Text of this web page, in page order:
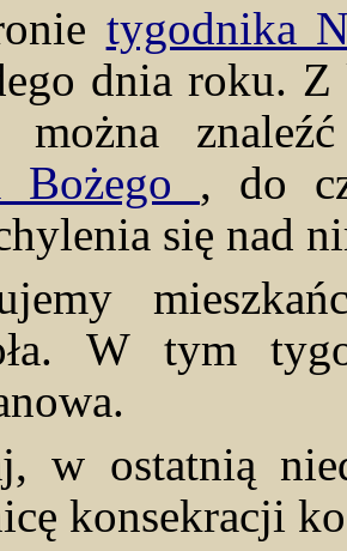
tygodnika
dnia roku. Z
można
Bożego , do
się nad
W tym
w ostatnią
konsekracji